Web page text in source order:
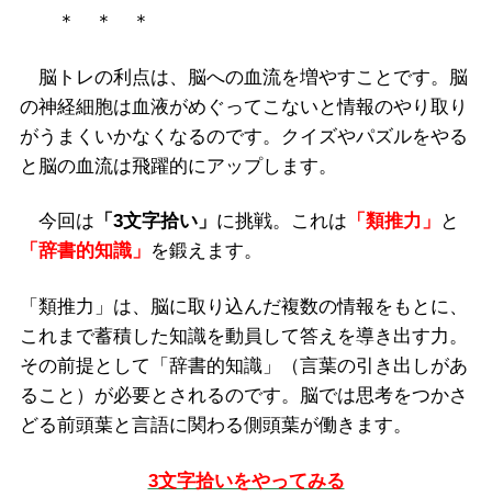
＊ ＊ ＊
脳トレの利点は、脳への血流を増やすことです。脳
の神経細胞は血液がめぐってこないと情報のやり取り
がうまくいかなくなるのです。クイズやパズルをやる
と脳の血流は飛躍的にアップします。
今回は 「3文字拾い」 に挑戦。これは 「類推力」
と
「辞書的知識」 を鍛えます。
「類推力」は、脳に取り込んだ複数の情報をもとに、
これまで蓄積した知識を動員して答えを導き出す力。
その前提として「辞書的知識」（言葉の引き出しがあ
ること）が必要とされるのです。脳では思考をつかさ
どる前頭葉と言語に関わる側頭葉が働きます。
3文字拾いをやってみる